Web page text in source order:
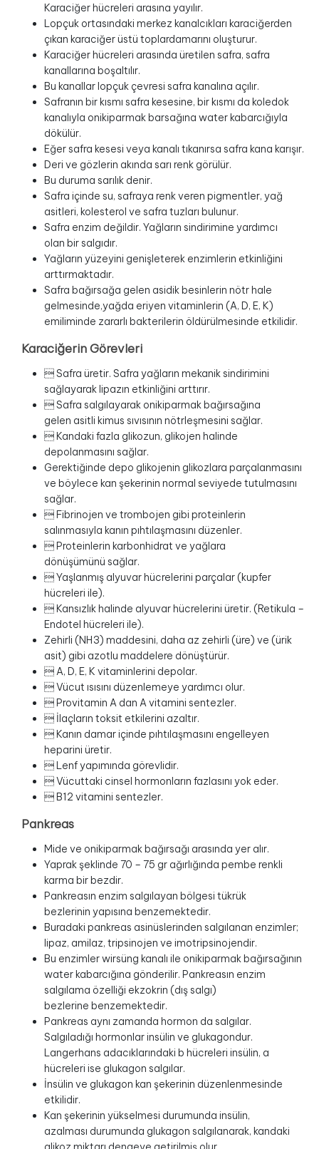
Karaciğer hücreleri arasına yayılır.
Lopçuk ortasındaki merkez kanalcıkları karaciğerden
çıkan karaciğer üstü toplardamarını oluşturur.
Karaciğer hücreleri arasında üretilen safra, safra
kanallarına boşaltılır.
Bu kanallar lopçuk çevresi safra kanalına açılır.
Safranın bir kısmı safra kesesine, bir kısmı da koledok
kanalıyla onikiparmak barsağına water kabarcığıyla
dökülür.
Eğer safra kesesi veya kanalı tıkanırsa safra kana karışır.
Deri ve gözlerin akında sarı renk görülür.
Bu duruma sarılık denir.
Safra içinde su, safraya renk veren pigmentler, yağ
asitleri, kolesterol ve safra tuzları bulunur.
Safra enzim değildir. Yağların sindirimine yardımcı
olan bir salgıdır.
Yağların yüzeyini genişleterek enzimlerin etkinliğini
arttırmaktadır.
Safra bağırsağa gelen asidik besinlerin nötr hale
gelmesinde,yağda eriyen vitaminlerin (A, D, E, K)
emiliminde zararlı bakterilerin öldürülmesinde etkilidir.
Karaciğerin Görevleri
 Safra üretir. Safra yağların mekanik sindirimini
sağlayarak lipazın etkinliğini arttırır.
 Safra salgılayarak onikiparmak bağırsağına
gelen asitli kimus sıvısının nötrleşmesini sağlar.
 Kandaki fazla glikozun, glikojen halinde
depolanmasını sağlar.
Gerektiğinde depo glikojenin glikozlara parçalanmasını
ve böylece kan şekerinin normal seviyede tutulmasını
sağlar.
 Fibrinojen ve trombojen gibi proteinlerin
salınmasıyla kanın pıhtılaşmasını düzenler.
 Proteinlerin karbonhidrat ve yağlara
dönüşümünü sağlar.
 Yaşlanmış alyuvar hücrelerini parçalar (kupfer
hücreleri ile).
 Kansızlık halinde alyuvar hücrelerini üretir. (Retikula –
Endotel hücreleri ile).
Zehirli (NH3) maddesini, daha az zehirli (üre) ve (ürik
asit) gibi azotlu maddelere dönüştürür.
 A, D, E, K vitaminlerini depolar.
 Vücut ısısını düzenlemeye yardımcı olur.
 Provitamin A dan A vitamini sentezler.
 İlaçların toksit etkilerini azaltır.
 Kanın damar içinde pıhtılaşmasını engelleyen
heparini üretir.
 Lenf yapımında görevlidir.
 Vücuttaki cinsel hormonların fazlasını yok eder.
 B12 vitamini sentezler.
Pankreas
Mide ve onikiparmak bağırsağı arasında yer alır.
Yaprak şeklinde 70 – 75 gr ağırlığında pembe renkli
karma bir bezdir.
Pankreasın enzim salgılayan bölgesi tükrük
bezlerinin yapısına benzemektedir.
Buradaki pankreas asinüslerinden salgılanan enzimler;
lipaz, amilaz, tripsinojen ve imotripsinojendir.
Bu enzimler wirsüng kanalı ile onikiparmak bağırsağının
water kabarcığına gönderilir. Pankreasın enzim
salgılama özelliği ekzokrin (dış salgı)
bezlerine benzemektedir.
Pankreas aynı zamanda hormon da salgılar.
Salgıladığı hormonlar insülin ve glukagondur.
Langerhans adacıklarındaki b hücreleri insülin, a
hücreleri ise glukagon salgılar.
İnsülin ve glukagon kan şekerinin düzenlenmesinde
etkilidir.
Kan şekerinin yükselmesi durumunda insülin,
azalması durumunda glukagon salgılanarak, kandaki